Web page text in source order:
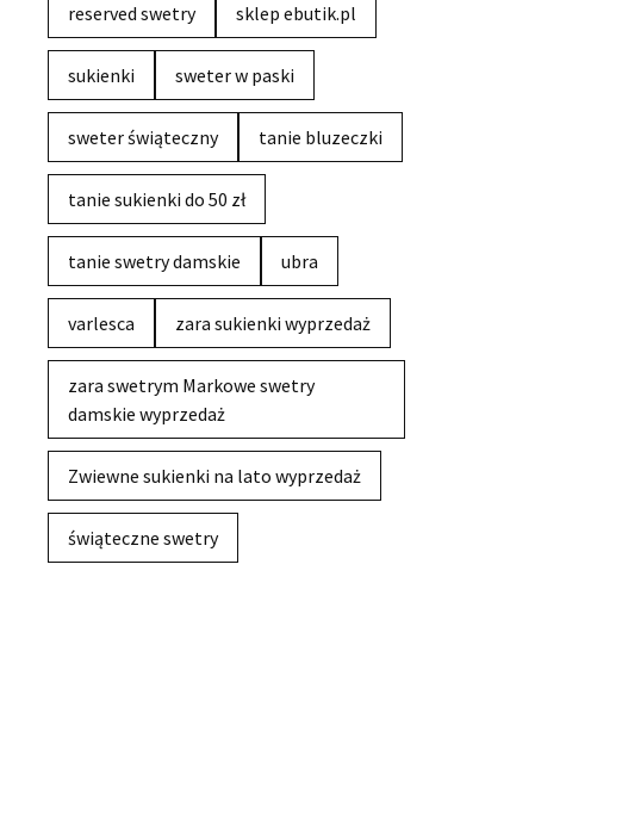
reserved swetry sklep ebutik.pl
sukienki sweter w paski
sweter świąteczny tanie bluzeczki
tanie sukienki do 50 zł
tanie swetry damskie ubra
varlesca zara sukienki wyprzedaż
zara swetrym Markowe swetry
damskie wyprzedaż
Zwiewne sukienki na lato wyprzedaż
świąteczne swetry